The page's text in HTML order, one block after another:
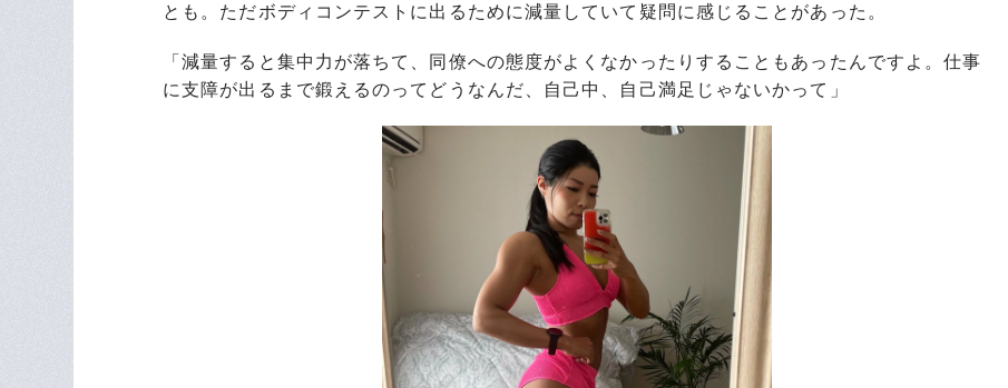
とも。ただボディコンテストに出るために減量していて疑問に感じることがあった。
「減量すると集中力が落ちて、同僚への態度がよくなかったりすることもあったんですよ。仕事
に支障が出るまで鍛えるのってどうなんだ、自己中、自己満足じゃないかって」